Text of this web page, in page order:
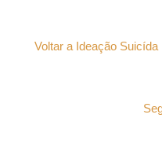
Voltar a Ideação Suicída